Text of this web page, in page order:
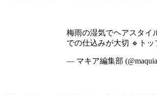
梅雨の湿気でヘアスタイ
での仕込みが大切 🔹ト
— マキア編集部